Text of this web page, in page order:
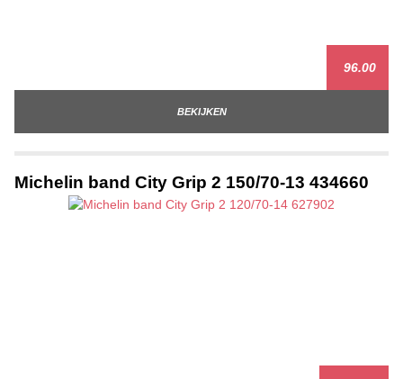
96.00
BEKIJKEN
Michelin band City Grip 2 150/70-13 434660